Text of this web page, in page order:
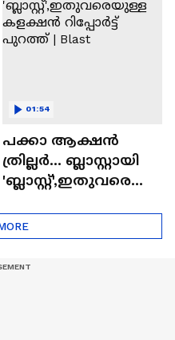
പക്കാ ആക്ഷൻ
ത്രില്ലർ... ബ്ലാസ്റ്റായി
'ബ്ലാസ്റ്റ്',ഇതുവരെയു
റിപ്പോർട്ട് പുറത്ത് |
Blast
01:54